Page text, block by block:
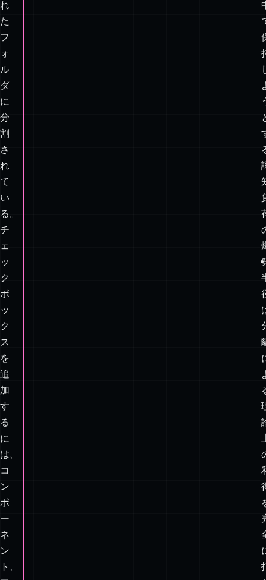
名
前
付
け
さ
れ
た
フ
ォ
ル
ダ
に
分
割
さ
れ
て
い
る。
チ
ェ
ッ
ク
ボ
ッ
ク
ス
を
追
加
す
る
に
は、
コ
ン